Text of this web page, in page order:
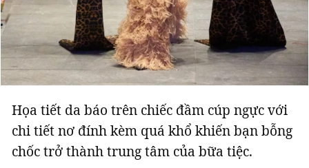
Họa tiết da báo trên chiếc đầm cúp ngực với
chi tiết nơ đính kèm quá khổ khiến bạn bỗng
chốc trở thành trung tâm của bữa tiệc.